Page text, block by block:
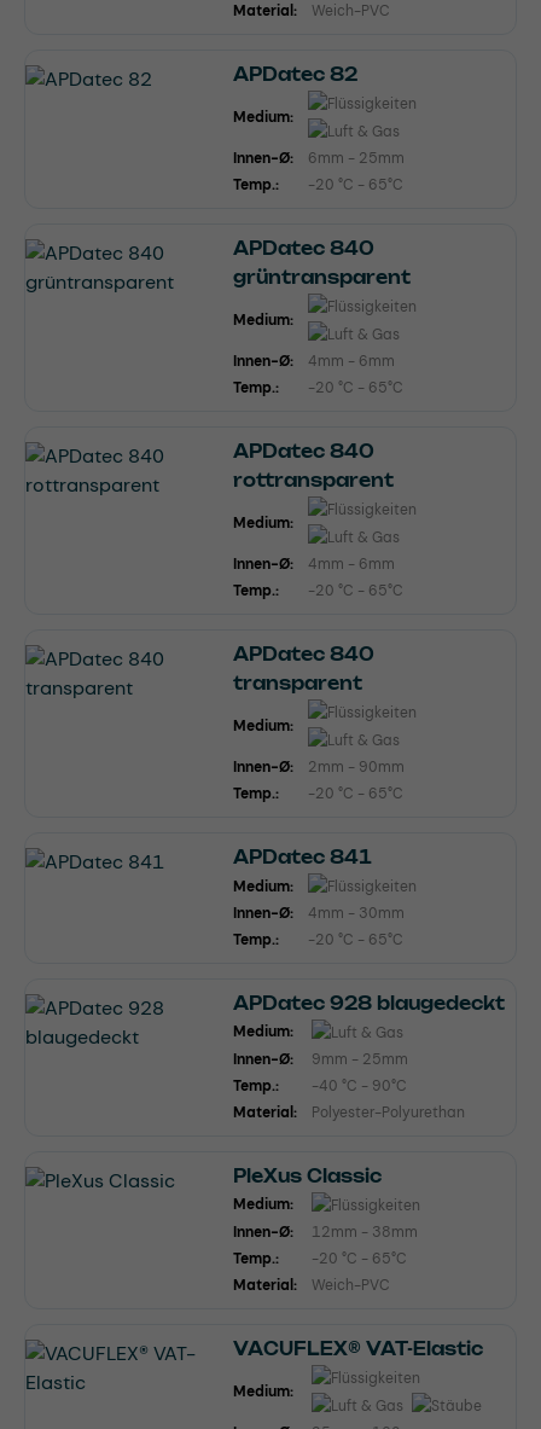
Material:
Weich-PVC
APDatec 82
Medium:
Innen-Ø:
6mm - 25mm
Temp.:
-20 °C - 65°C
APDatec 840
grüntransparent
Medium:
Innen-Ø:
4mm - 6mm
Temp.:
-20 °C - 65°C
APDatec 840
rottransparent
Medium:
Innen-Ø:
4mm - 6mm
Temp.:
-20 °C - 65°C
APDatec 840
transparent
Medium:
Innen-Ø:
2mm - 90mm
Temp.:
-20 °C - 65°C
APDatec 841
Medium:
Innen-Ø:
4mm - 30mm
Temp.:
-20 °C - 65°C
APDatec 928 blaugedeckt
Medium:
Innen-Ø:
9mm - 25mm
Temp.:
-40 °C - 90°C
Material:
Polyester-Polyurethan
PleXus Classic
Medium:
Innen-Ø:
12mm - 38mm
Temp.:
-20 °C - 65°C
Material:
Weich-PVC
VACUFLEX® VAT-Elastic
Medium: